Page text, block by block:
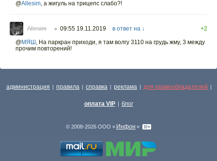
@Allesim, а жигуль на трицепс слабо?!
Allesim ○ 09:55 19.11.2019 в ответ на ↓
+2
@МЯШ , На паркран приходи, я там волгу 3110 на грудь жму, 3 между
прочим повторений!
администрация | правила | справка | реклама | для правообладателей |
оплата VIP | блог
© 2008-2026 ООО « Инфон »